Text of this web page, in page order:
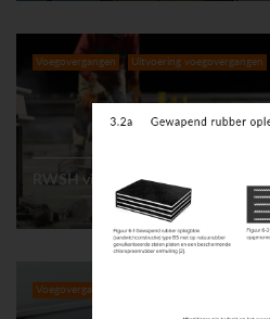
Voegovergangen Uitvoering voegovergangen
RWSH vingervoegen A2
Voegovergangen